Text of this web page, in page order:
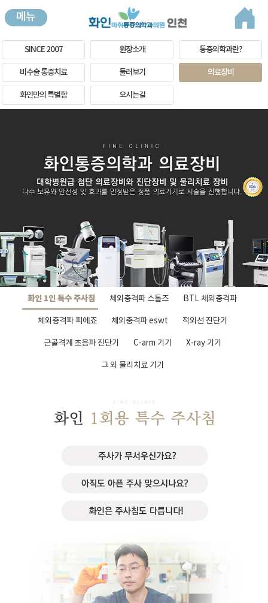
메뉴
SINCE 2007 원장소개 통증의학과란?
비수술 통증치료 둘러보기 의료장비
화인만의 특별함 오시는길
화인 1인 특수 주사침 체외충격파 스톨즈 BTL 체외충격파
체외충격파 피에죠 체외충격파 eswt 적외선 진단기
근골격계 초음파 진단기 C-arm 기기 X-ray 기기
그 외 물리치료 기기